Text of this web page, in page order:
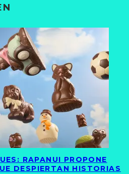
RAPANUI PROPONE
DESPIERTAN HISTORIAS